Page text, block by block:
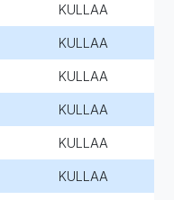
KULLAA
KULLAA
KULLAA
KULLAA
KULLAA
KULLAA